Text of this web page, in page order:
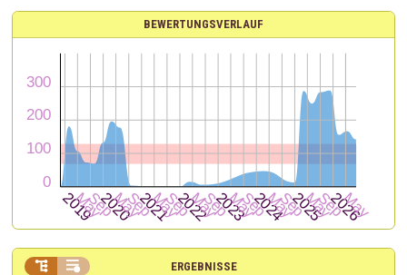
BEWERTUNGSVERLAUF
ERGEBNISSE
 